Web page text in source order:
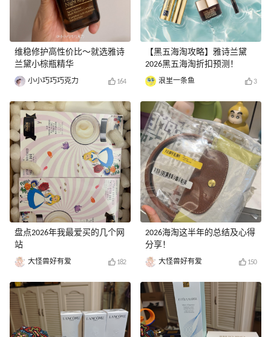
维稳修护高性价比～就选雅诗
兰黛小棕瓶精华
小小巧巧巧克力 164
盘点2026年我最爱买的几个网
站
大怪兽好有爱 182
【黑五海淘攻略】雅诗兰黛
2026黑五海淘折扣预测！
浪里一条鱼 3
2026海淘这半年的总结及心得
分享！
大怪兽好有爱 150